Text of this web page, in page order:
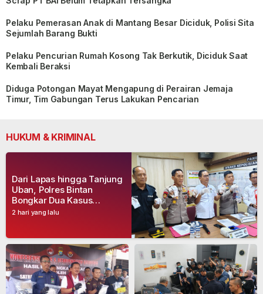
Pelaku Pemerasan Anak di Mantang Besar Diciduk, Polisi Sita
Sejumlah Barang Bukti
Pelaku Pencurian Rumah Kosong Tak Berkutik, Diciduk Saat
Kembali Beraksi
Diduga Potongan Mayat Mengapung di Perairan Jemaja
Timur, Tim Gabungan Terus Lakukan Pencarian
HUKUM & KRIMINAL
2 hari yang lalu
Dari Lapas hingga Tanjung
Uban, Polres Bintan
Bongkar Dua Kasus
Narkoba, Empat Tersangka